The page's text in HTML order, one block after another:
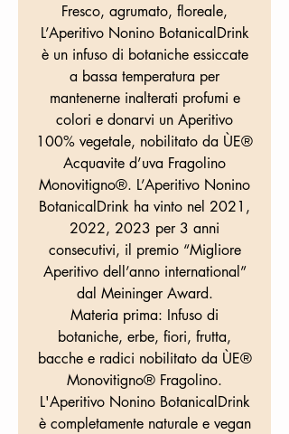
Fresco, agrumato, floreale,
L’Aperitivo Nonino BotanicalDrink
è un infuso di botaniche essiccate
a bassa temperatura per
mantenerne inalterati profumi e
colori e donarvi un Aperitivo
100% vegetale, nobilitato da ÙE®
Acquavite d’uva Fragolino
Monovitigno®. L’Aperitivo Nonino
BotanicalDrink ha vinto nel 2021,
2022, 2023 per 3 anni
consecutivi, il premio “Migliore
Aperitivo dell’anno international”
dal Meininger Award.
Materia prima: Infuso di
botaniche, erbe, fiori, frutta,
bacche e radici nobilitato da ÙE®
Monovitigno® Fragolino.
L'Aperitivo Nonino BotanicalDrink
è completamente naturale e vegan